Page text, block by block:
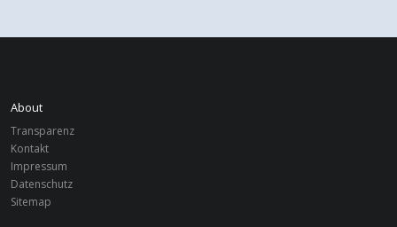
About
Transparenz
Kontakt
Impressum
Datenschutz
Sitemap